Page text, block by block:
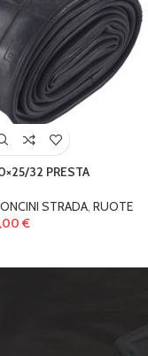
32 PRESTA
STRADA, RUOTE
€